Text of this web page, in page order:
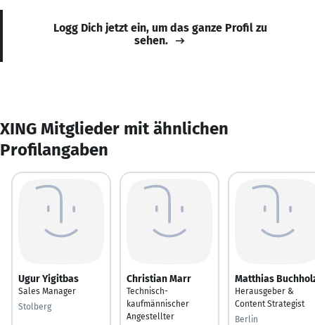
Logg Dich jetzt ein, um das ganze Profil zu
sehen.
XING Mitglieder mit ähnlichen
Profilangaben
Ugur Yigitbas
Sales Manager
Stolberg
Christian Marr
Technisch-
kaufmännischer
Angestellter
Matthias
Herausgeber &
Content Strategist
Berlin